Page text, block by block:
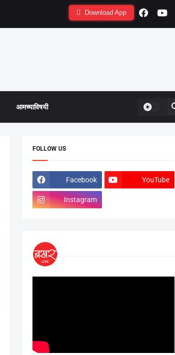
Download App
आमच्याविषयी
FOLLOW US
Facebook YouTube
Instagram